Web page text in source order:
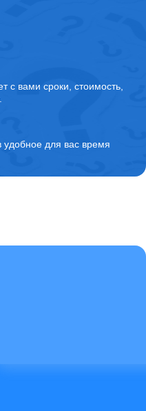
с вами сроки, стоимость,
для вас время